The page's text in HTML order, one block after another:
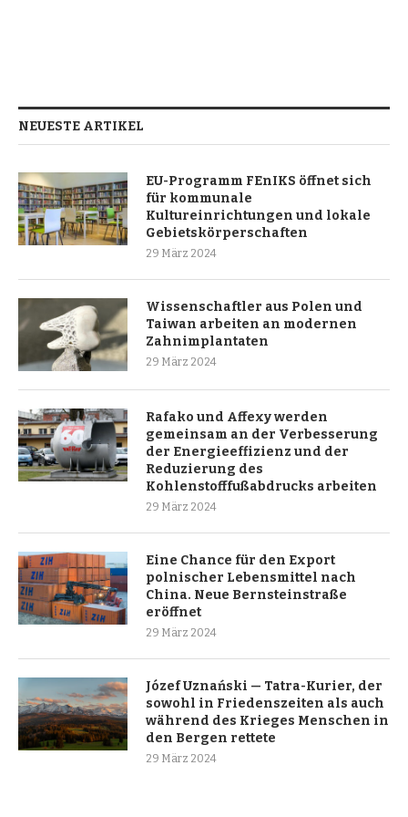
NEUESTE ARTIKEL
EU-Programm FEnIKS öffnet sich
für kommunale
Kultureinrichtungen und lokale
Gebietskörperschaften
29 März 2024
Wissenschaftler aus Polen und
Taiwan arbeiten an modernen
Zahnimplantaten
29 März 2024
Rafako und Affexy werden
gemeinsam an der Verbesserung
der Energieeffizienz und der
Reduzierung des
Kohlenstofffußabdrucks arbeiten
29 März 2024
Eine Chance für den Export
polnischer Lebensmittel nach
China. Neue Bernsteinstraße
eröffnet
29 März 2024
Józef Uznański — Tatra-Kurier, der
sowohl in Friedenszeiten als auch
während des Krieges Menschen in
den Bergen rettete
29 März 2024